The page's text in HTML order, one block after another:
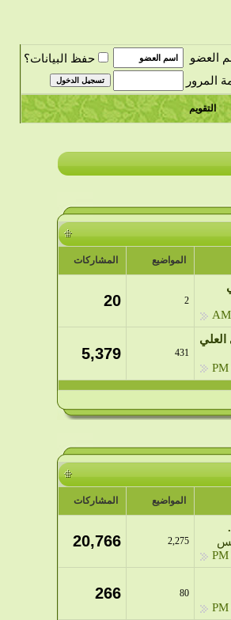
العضو
حفظ البيانات؟
المرور
التقويم
المواضيع المشاركات
2
20
431
5,379
المواضيع المشاركات
2,275
20,766
80
266